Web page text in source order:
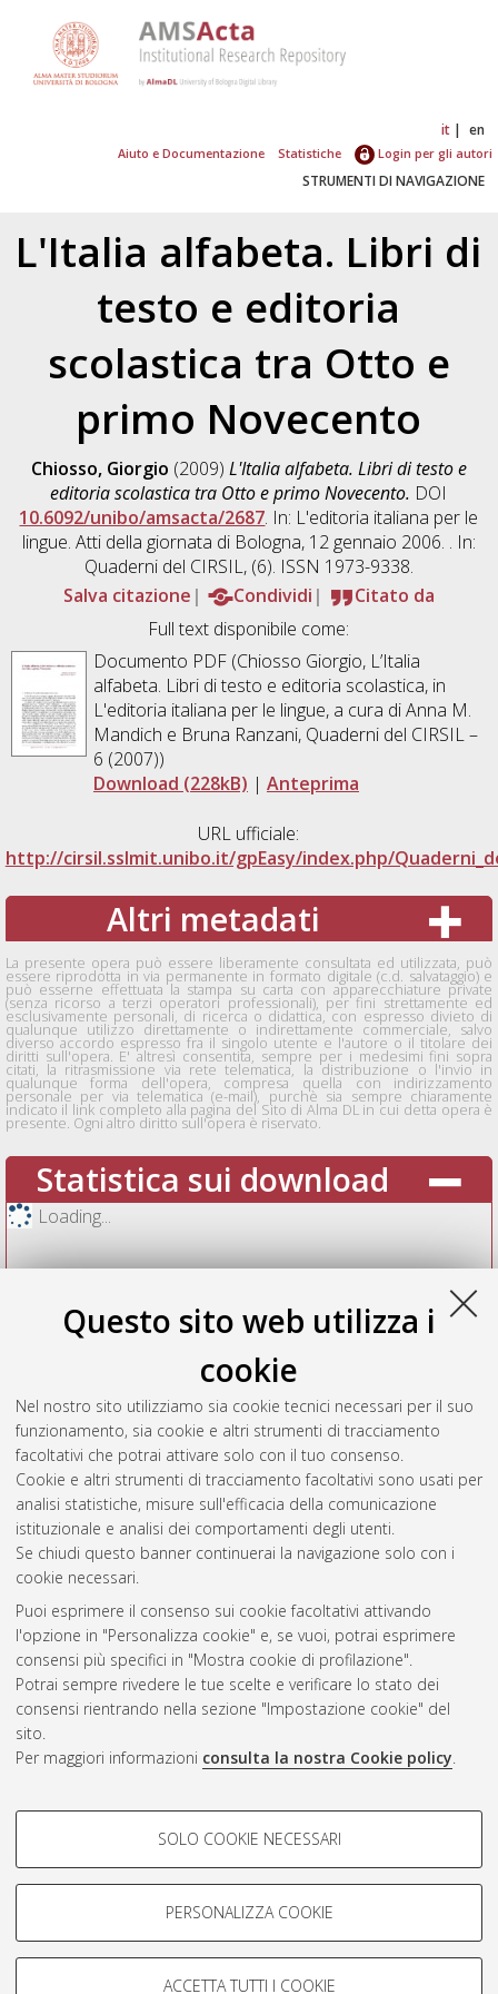
Questo sito web utilizza i
cookie
Nel nostro sito utilizziamo sia cookie tecnici necessari per il suo
funzionamento, sia cookie e altri strumenti di tracciamento
facoltativi che potrai attivare solo con il tuo consenso.
Cookie e altri strumenti di tracciamento facoltativi sono usati per
analisi statistiche, misure sull'efficacia della comunicazione
istituzionale e analisi dei comportamenti degli utenti.
Se chiudi questo banner continuerai la navigazione solo con i
cookie necessari.
Puoi esprimere il consenso sui cookie facoltativi attivando
l'opzione in "Personalizza cookie" e, se vuoi, potrai esprimere
consensi più specifici in "Mostra cookie di profilazione".
Potrai sempre rivedere le tue scelte e verificare lo stato dei
consensi rientrando nella sezione "Impostazione cookie" del
sito.
Per maggiori informazioni consulta la nostra Cookie policy.
COOKIE DI PROFILAZIONE -
Si tratta di cookie utilizzati per analizzare le caratteristiche della
navigazione degli utenti, creare profili in base al loro comportamento
Mostra cookie di profilazione
SOLO COOKIE NECESSARI
PERSONALIZZA COOKIE
ACCETTA TUTTI I COOKIE
it en
Aiuto e Documentazione Statistiche Login per gli autori
STRUMENTI DI NAVIGAZIONE
L'Italia alfabeta. Libri di
testo e editoria
scolastica tra Otto e
primo Novecento
Chiosso, Giorgio (2009) L'Italia alfabeta. Libri di testo e
editoria scolastica tra Otto e primo Novecento. DOI
10.6092/unibo/amsacta/2687. In: L'editoria italiana per le
lingue. Atti della giornata di Bologna, 12 gennaio 2006. . In:
Quaderni del CIRSIL, (6). ISSN 1973-9338.
Salva citazione
Condividi
Citato da
Full text disponibile come:
Documento PDF (Chiosso Giorgio, L’Italia
alfabeta. Libri di testo e editoria scolastica, in
L'editoria italiana per le lingue, a cura di Anna M.
Mandich e Bruna Ranzani, Quaderni del CIRSIL –
6 (2007))
Download (228kB) | Anteprima
URL ufficiale:
http://cirsil.sslmit.unibo.it/gpEasy/index.php/
Altri metadati
La presente opera può essere liberamente consultata ed utilizzata, può
essere riprodotta in via permanente in formato digitale (c.d. salvataggio) e
può esserne effettuata la stampa su carta con apparecchiature private
(senza ricorso a terzi operatori professionali), per fini strettamente ed
esclusivamente personali, di ricerca o didattica, con espresso divieto di
qualunque utilizzo direttamente o indirettamente commerciale, salvo
diverso accordo espresso fra il singolo utente e l'autore o il titolare dei
diritti sull'opera. E' altresì consentita, sempre per i medesimi fini sopra
citati, la ritrasmissione via rete telematica, la distribuzione o l'invio in
qualunque forma dell'opera, compresa quella con indirizzamento
personale per via telematica (e-mail), purchè sia sempre chiaramente
indicato il link completo alla pagina del Sito di Alma DL in cui detta opera è
presente. Ogni altro diritto sull'opera è riservato.
Statistica sui download
Loading...
Vedi altre statistiche
Gestione del documento:
Atom
Rss
2.0
AMS Acta
ISSN: 2038-7954
re3data.org -
doi.org/10.17616/R3P19R
Servizio implementato e
Impostazioni Cookie
repository